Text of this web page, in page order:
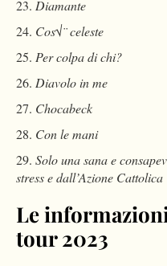
Diamante
Cos√¨ celeste
Per colpa di chi?
Diavolo in me
Chocabeck
Con le mani
Solo una sana e
stress e dall’Azione Cattolica
Le
tour 2023